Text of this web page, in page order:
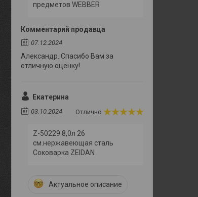
предметов WEBBER
Комментарий продавца
07.12.2024
Александр. Спасибо Вам за
отличную оценку!
Екатерина
03.10.2024 Отлично
Z-50229 8,0л 26
см.нержавеющая сталь
Соковарка ZEIDAN
Актуальное описание